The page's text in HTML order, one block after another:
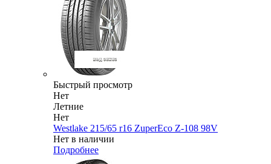
Быстрый просмотр
Нет
Летние
Нет
Westlake 215/65 r16 ZuperEco Z-108 98V
Нет в наличии
Подробнее